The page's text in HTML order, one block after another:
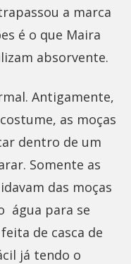
a marca
é o que Maira
absorvente.
Antigamente,
as moças
dentro de um
Somente as
das moças
água para se
de casca de
já tendo o